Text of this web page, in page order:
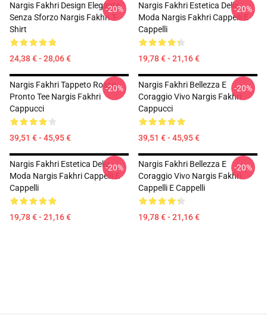
Nargis Fakhri Design Elegante
Senza Sforzo Nargis Fakhri T-
Shirt
24,38 € - 28,06 €
-20%
Nargis Fakhri Estetica Della
Moda Nargis Fakhri Cappelli E
Cappelli
19,78 € - 21,16 €
-20%
Nargis Fakhri Tappeto Rosso
Pronto Tee Nargis Fakhri
Cappucci
39,51 € - 45,95 €
-20%
Nargis Fakhri Bellezza E
Coraggio Vivo Nargis Fakhri
Cappucci
39,51 € - 45,95 €
-20%
Nargis Fakhri Estetica Della
Moda Nargis Fakhri Cappelli E
Cappelli
19,78 € - 21,16 €
-20%
Nargis Fakhri Bellezza E
Coraggio Vivo Nargis Fakhri
Cappelli E Cappelli
19,78 € - 21,16 €
-20%